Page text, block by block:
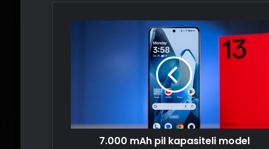
7.000 mAh pil kapasiteli model